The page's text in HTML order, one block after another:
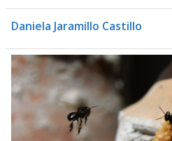
Daniela Jaramillo Castillo